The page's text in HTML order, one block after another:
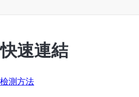
快速連結
檢測方法